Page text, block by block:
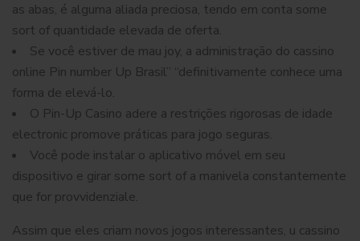
as abas, é alguma aliada preciosa, tendo em conta some
sort of quantidade elevada de oferta.
Se você estiver de mau joy, a administração do cassino
online Pin number Up Brasil” “definitivamente conhece uma
forma de elevá-lo.
O Pin-Up Casino adere a restrições rigorosas de idade
electronic promove práticas para jogo seguras.
Você pode instalar o aplicativo móvel em seu
dispositivo e girar some sort of a manivela constantemente
que for provvidenziale.
Assim que eles criam novos jogos interessantes, u cassino